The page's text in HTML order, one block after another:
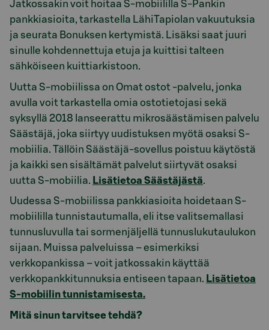
Jatkossakin voit hoitaa S-mobiililla S-Pankin
pankkiasioita, tarkastella LähiTapiolan vakuutuksia
ja seurata Bonuksen kertymistä. Lisäksi saat juuri
sinulle kohdennettuja etuja ja kuittisi talteen
sähköiseen kuittiarkistoon.
Uutta S-mobiilissa on Omat ostot -palvelu, jonka
avulla voit tarkastella omia ostotietojasi sekä
syksyllä 2018 lanseerattu mikrosäästämisen palvelu
Säästäjä, joka siirtyy uudistuksen myötä osaksi S-
mobiilia. Tällöin Säästäjä-sovellus poistuu käytöstä
ja kaikki sen sisältämät palvelut siirtyvät osaksi
uutta S-mobiilia. Lisätietoa Säästäjästä.
Uudessa S-mobiilissa pankkiasioita hoidetaan S-
mobiililla tunnistautumalla, eli itse valitsemallasi
tunnusluvulla tai sormenjäljellä tunnuslukutaulukon
sijaan. Muissa palveluissa – esimerkiksi
verkkopankissa – voit jatkossakin käyttää
verkkopankkitunnuksia entiseen tapaan. Lisätietoa
S-mobiilin tunnistamisesta.
Mitä sinun tarvitsee tehdä?